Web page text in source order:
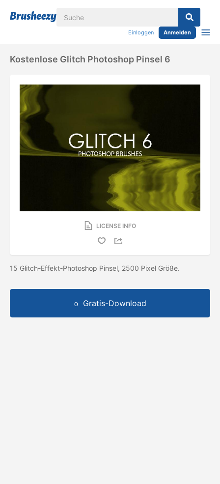
Einloggen Anmelden
Kostenlose Glitch Photoshop Pinsel 6
LICENSE INFO
15 Glitch-Effekt-Photoshop Pinsel, 2500 Pixel Größe.
Gratis-Download